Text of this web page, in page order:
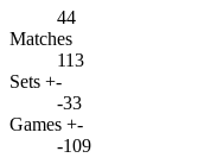
44
Matches
113
Sets +-
-33
Games +-
-109